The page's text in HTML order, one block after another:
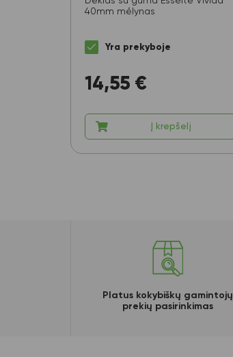
40mm mėlynas
Yra prekyboje
14,55 €
Į krepšelį
Platus kokybiškų gamintojų
prekių pasirinkimas